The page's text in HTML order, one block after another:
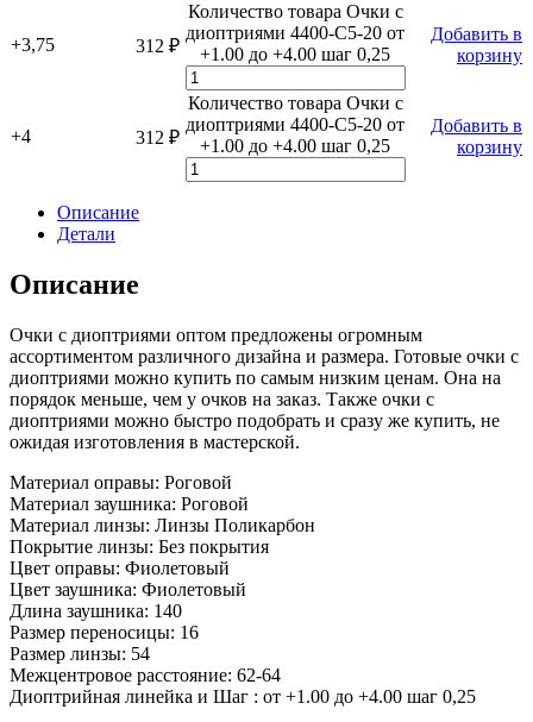
+3,75 312 ₽
Количество товара Очки с
диоптриями 4400-C5-20 от
+1.00 до +4.00 шаг 0,25
Добавить в
корзину
+4 312 ₽
Количество товара Очки с
диоптриями 4400-C5-20 от
+1.00 до +4.00 шаг 0,25
Добавить в
корзину
Описание
Детали
Описание
Очки с диоптриями оптом предложены огромным
ассортиментом различного дизайна и размера. Готовые очки с
диоптриями можно купить по самым низким ценам. Она на
порядок меньше, чем у очков на заказ. Также очки с
диоптриями можно быстро подобрать и сразу же купить, не
ожидая изготовления в мастерской.
Материал оправы: Роговой
Материал заушника: Роговой
Материал линзы: Линзы Поликарбон
Покрытие линзы: Без покрытия
Цвет оправы: Фиолетовый
Цвет заушника: Фиолетовый
Длина заушника: 140
Размер переносицы: 16
Размер линзы: 54
Межцентровое расстояние: 62-64
Диоптрийная линейка и Шаг : от +1.00 до +4.00 шаг 0,25